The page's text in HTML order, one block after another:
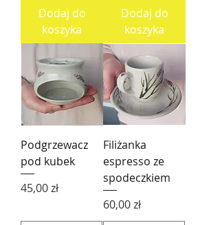
Dodaj do
koszyka
Dodaj do
koszyka
Podgrzewacz
pod kubek
Cena
45,00 zł
Filiżanka
espresso ze
spodeczkiem
Cena
60,00 zł